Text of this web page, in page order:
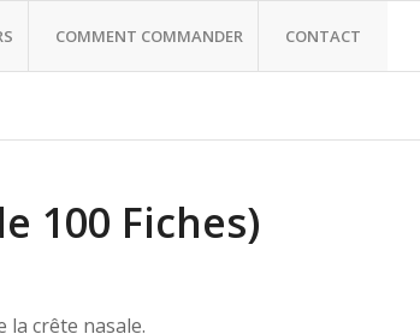
COMMENT COMMANDER CONTACT
100 Fiches)
la crête nasale.